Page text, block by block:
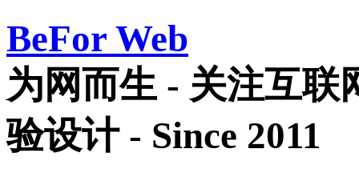
BeFor Web
为网而生 - 关注互联
验设计 - Since 2011